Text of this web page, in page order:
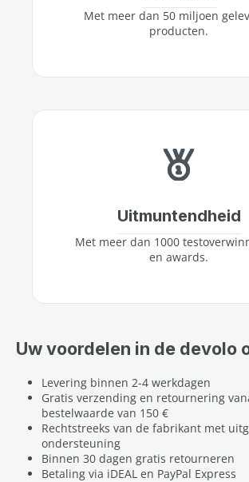
Met meer dan 50 miljoen
producten.
Uitmuntendheid
Met meer dan 1000
en awards.
Uw voordelen in de devolo
Levering binnen 2-4 werkdagen
Gratis verzending en retournering
bestelwaarde van 150 €
Rechtstreeks van de fabrikant met
ondersteuning
Binnen 30 dagen gratis retourneren
Betaling via iDEAL en PayPal Express